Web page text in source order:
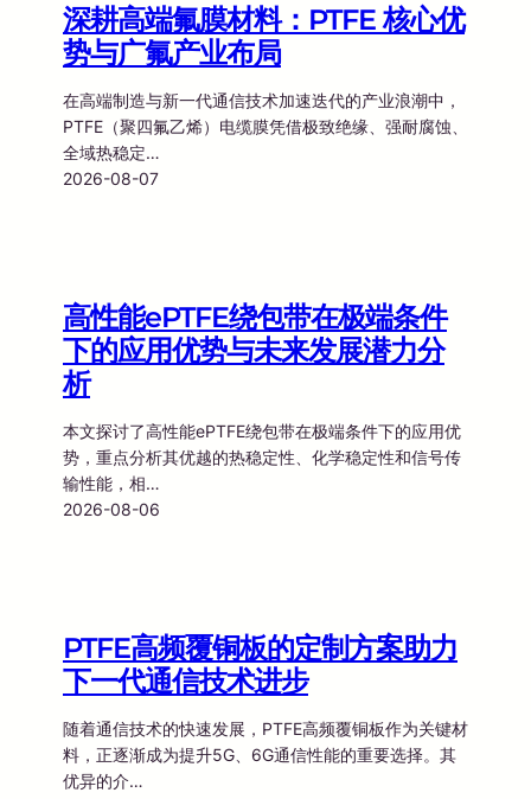
深耕高端氟膜材料：PTFE 核心优
势与广氟产业布局
在高端制造与新一代通信技术加速迭代的产业浪潮中，
PTFE（聚四氟乙烯）电缆膜凭借极致绝缘、强耐腐蚀、
全域热稳定…
2026-08-07
高性能ePTFE绕包带在极端条件
下的应用优势与未来发展潜力分
析
本文探讨了高性能ePTFE绕包带在极端条件下的应用优
势，重点分析其优越的热稳定性、化学稳定性和信号传
输性能，相…
2026-08-06
PTFE高频覆铜板的定制方案助力
下一代通信技术进步
随着通信技术的快速发展，PTFE高频覆铜板作为关键材
料，正逐渐成为提升5G、6G通信性能的重要选择。其
优异的介…